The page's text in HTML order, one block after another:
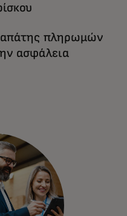
απάτης πληρωμών
ασφάλεια